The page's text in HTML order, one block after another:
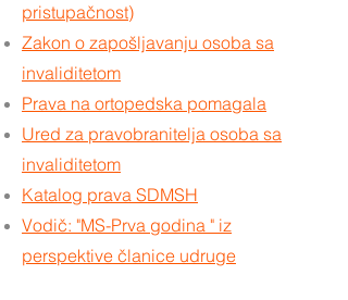
pristupačnost)
Zakon o zapošljavanju osoba sa
invaliditetom
Prava na ortopedska pomagala
Ured za pravobranitelja osoba sa
invaliditetom
Katalog prava SDMSH
Vodič: "MS-Prva godina " iz
perspektive članice udruge